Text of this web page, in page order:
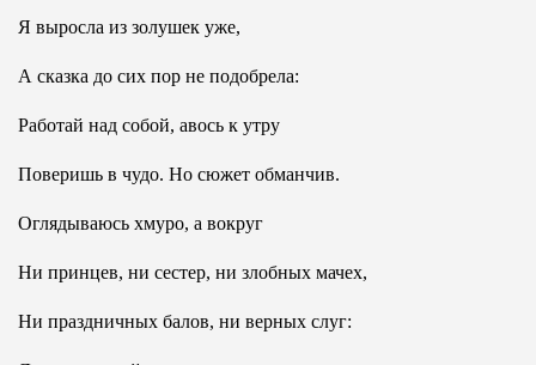
Я выросла из золушек уже,
А сказка до сих пор не подобрела:
Работай над собой, авось к утру
Поверишь в чудо. Но сюжет обманчив.
Оглядываюсь хмуро, а вокруг
Ни принцев, ни сестер, ни злобных мачех,
Ни праздничных балов, ни верных слуг: